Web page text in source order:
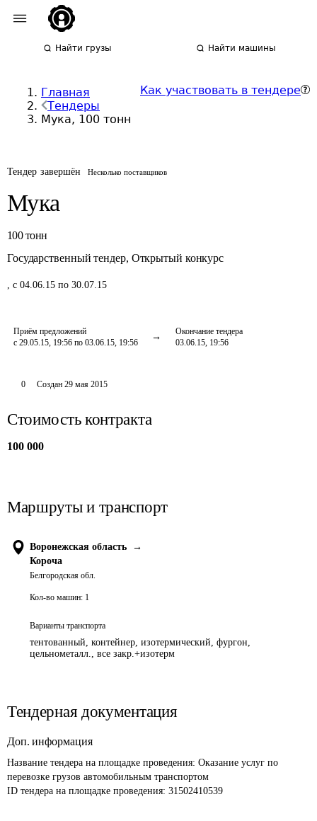
Найти грузы Найти машины
Главная
Тендеры
Мука, 100 тонн
Как участвовать в тендере
Тендер завершён Несколько поставщиков
Мука
100 тонн
Государственный тендер, Открытый конкурс
, с 04.06.15 по 30.07.15
Приём предложений
с 29.05.15, 19:56 по 03.06.15, 19:56
Окончание тендера
03.06.15, 19:56
0 Создан 29 мая 2015
Стоимость контракта
100 000
Маршруты и транспорт
Воронежская область
→
Короча
Белгородская обл.
Кол-во машин: 1
Варианты транспорта
тентованный, контейнер, изотермический, фургон,
цельнометалл., все закр.+изотерм
Тендерная документация
Доп. информация
Название тендера на площадке проведения: Оказание услуг по
перевозке грузов автомобильным транспортом
ID тендера на площадке проведения: 31502410539